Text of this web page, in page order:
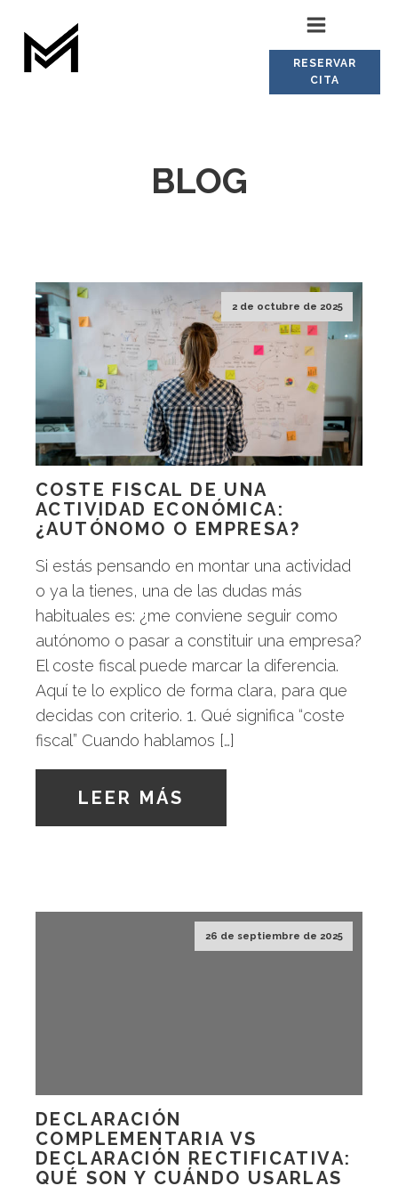
RESERVAR
CITA
BLOG
2 de octubre de 2025
COSTE FISCAL DE UNA
ACTIVIDAD ECONÓMICA:
¿AUTÓNOMO O EMPRESA?
Si estás pensando en montar una actividad
o ya la tienes, una de las dudas más
habituales es: ¿me conviene seguir como
autónomo o pasar a constituir una empresa?
El coste fiscal puede marcar la diferencia.
Aquí te lo explico de forma clara, para que
decidas con criterio. 1. Qué significa “coste
fiscal” Cuando hablamos […]
LEER MÁS
26 de septiembre de 2025
DECLARACIÓN
COMPLEMENTARIA VS
DECLARACIÓN RECTIFICATIVA:
QUÉ SON Y CUÁNDO USARLAS